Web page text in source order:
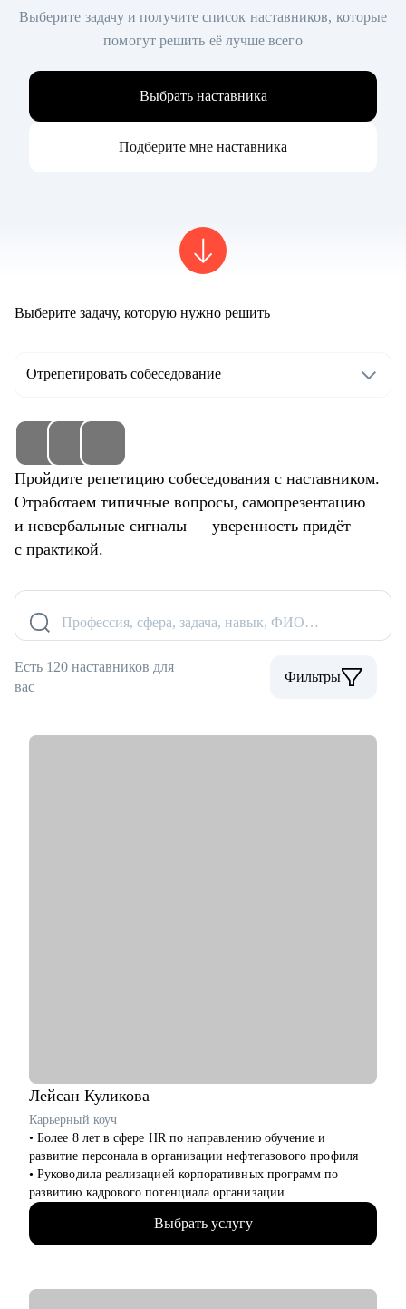
Выберите задачу и получите список наставников, которые
помогут решить её лучше всего
Выбрать наставника
Подберите мне наставника
Выберите задачу, которую нужно решить
Отрепетировать собеседование
Пройдите репетицию собеседования с наставником.
Отработаем типичные вопросы, самопрезентацию
и невербальные сигналы — уверенность придёт
с практикой.
Профессия, сфера, задача, навык, ФИО…
Есть 120 наставников для
вас
Фильтры
Лейсан Куликова
Карьерный коуч
• Более 8 лет в сфере HR по направлению обучение и
развитие персонала в организации нефтегазового профиля
• Руководила реализацией корпоративных программ по
развитию кадрового потенциала организации
• В карьерном коучинге с 2023, провела более 125 часов
коучинговой и консалтинговой деятельности в теме развития
карьеры
Выбрать услугу